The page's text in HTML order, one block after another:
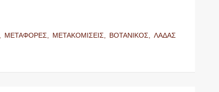
ΜΕΤΑΦΟΡΕΣ, ΜΕΤΑΚΟΜΙΣΕΙΣ, ΒΟΤΑΝΙΚΟΣ, ΛΑΔΑΣ